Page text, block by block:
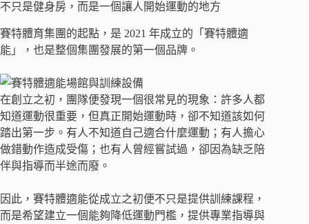
不只是健身房，而是一個讓人開始運動的地方
賽特體育集團的起點，是 2021 年成立的「賽特體適
能」，也是整個集團發展的第一個品牌。
在創立之初，團隊便發現一個很常見的現象：許多人都
知道運動很重要，但真正開始運動時，卻不知道該如何
踏出第一步。有人不知道自己適合什麼運動；有人擔心
做錯動作造成受傷；也有人曾經嘗試過，卻因為缺乏陪
伴與指導而半途而廢。
因此，賽特體適能從成立之初便不只是提供訓練課程，
而是希望建立一個能夠降低運動門檻，提供專業指導與